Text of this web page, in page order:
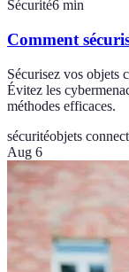
Sécurité6 min
Comment
Sécurisez vos objets
Évitez les
méthodes efficaces.
sécuritéobjets
Aug 6